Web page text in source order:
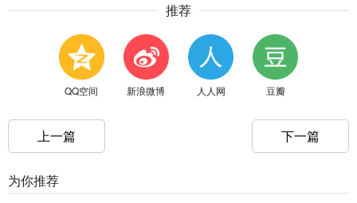
推荐
QQ空间 新浪微博 人人网 豆瓣
上一篇 下一篇
为你推荐